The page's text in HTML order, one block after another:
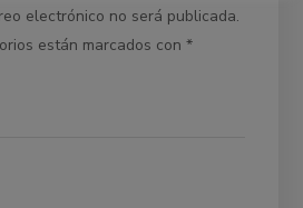
electrónico no será publicada.
están marcados con*